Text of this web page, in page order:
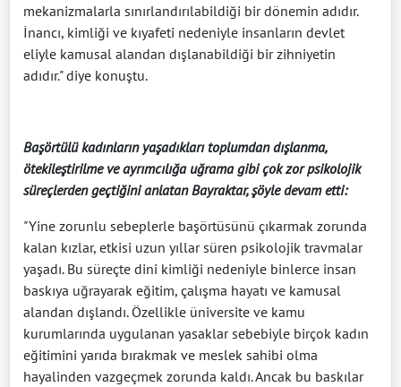
mekanizmalarla sınırlandırılabildiği bir dönemin adıdır.
İnancı, kimliği ve kıyafeti nedeniyle insanların devlet
eliyle kamusal alandan dışlanabildiği bir zihniyetin
adıdır." diye konuştu.
Başörtülü kadınların yaşadıkları toplumdan dışlanma,
ötekileştirilme ve ayrımcılığa uğrama gibi çok zor psikolojik
süreçlerden geçtiğini anlatan Bayraktar, şöyle devam etti:
"Yine zorunlu sebeplerle başörtüsünü çıkarmak zorunda
kalan kızlar, etkisi uzun yıllar süren psikolojik travmalar
yaşadı. Bu süreçte dini kimliği nedeniyle binlerce insan
baskıya uğrayarak eğitim, çalışma hayatı ve kamusal
alandan dışlandı. Özellikle üniversite ve kamu
kurumlarında uygulanan yasaklar sebebiyle birçok kadın
eğitimini yarıda bırakmak ve meslek sahibi olma
hayalinden vazgeçmek zorunda kaldı. Ancak bu baskılar